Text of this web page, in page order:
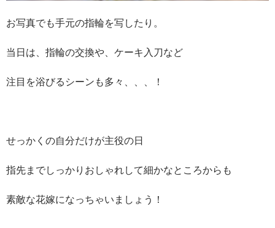
お写真でも手元の指輪を写したり。
当日は、指輪の交換や、ケーキ入刀など
注目を浴びるシーンも多々、、、！
せっかくの自分だけが主役の日
指先までしっかりおしゃれして細かなところからも
素敵な花嫁になっちゃいましょう！